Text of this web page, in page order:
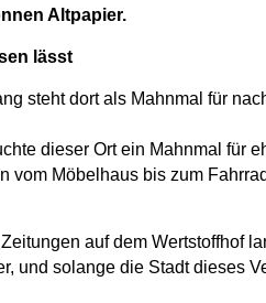
Altpapier.
lässt
steht dort als Mahnmal für
dieser Ort ein Mahnmal für
vom Möbelhaus bis zum
auf dem Wertstoffhof
und solange die Stadt dieses